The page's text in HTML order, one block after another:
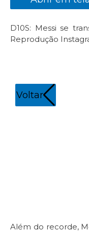
D10S: Messi se
Reprodução
Voltar
Além do recorde,